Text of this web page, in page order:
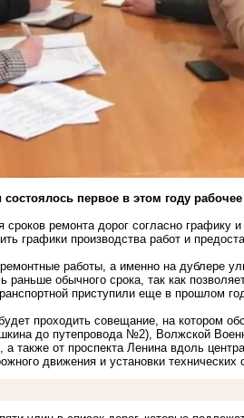
первое в этом году
ремонта дорог согласно графику и
графики производства работ и
работы, а именно на дублере
обычного срока, так как
приступили еще в прошлом
проходить совещание, на котором
до путепровода №2), Волжской
также от проспекта Ленина вдоль
движения и установки технических